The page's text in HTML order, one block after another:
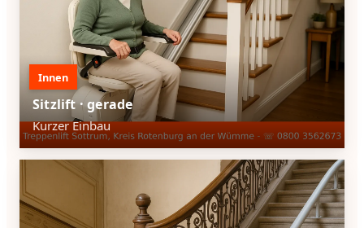
Innen
Sitzlift · gerade
Kurzer Einbau